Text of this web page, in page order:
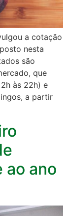
a cotação
nesta
são
que
às 22h) e
a partir
ao ano